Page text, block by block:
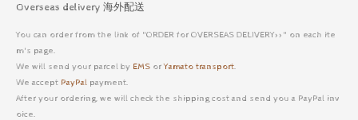
Overseas delivery 海外配送
You can order from the link of "ORDER for OVERSEAS DELIVERY>>" on each ite
m's page.
We will send your parcel by EMS orYamato transport.
We accept PayPal payment.
After your ordering, we will check the shipping cost and send you a PayPal inv
oice.